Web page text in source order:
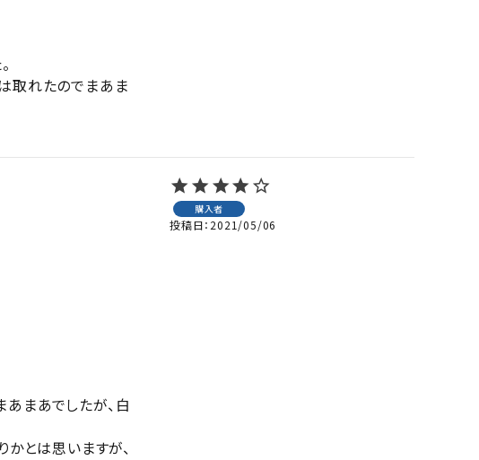
取れたのでまあま
購入者
投稿日 2021/05/06
まあでしたが、白
かとは思いますが、